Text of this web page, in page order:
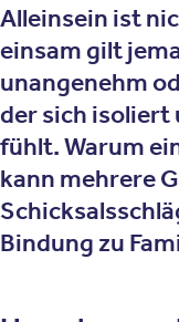
Alleinsein ist
einsam gilt
unangenehm
der sich isoliert
fühlt. Warum
kann mehrere
Bindung zu